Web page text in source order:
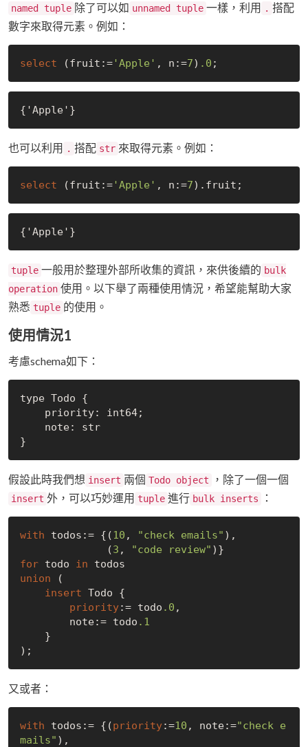
named tuple 除了可以如 unnamed tuple 一樣，利用 . 搭配
數字來取得元素。例如：
select (fruit:='Apple' , n:=7) .0
也可以利用 . 搭配 str 來取得元素。例如：
select (fruit:='Apple' , n:=7
tuple 一般用於整理外部所收集的資訊，來供後續的 bulk
operation 使用。以下舉了兩種使用情況，希望能幫助大家
熟悉 tuple 的使用。
使用情況1
考慮schema如下：
type Todo {
假設此時我們想 insert 兩個 Todo object ，除了一個一個
insert 外，可以巧妙運用 tuple 進行 bulk inserts ：
with todos:= {(10 , "check emails" ),
              (
3 , "code review"
for todo in
union (
insert Todo {
priority:= todo .0 ,
        note:= todo
.1
又或者：
with todos:= {(priority:=10 , note:="check e
mails" ),